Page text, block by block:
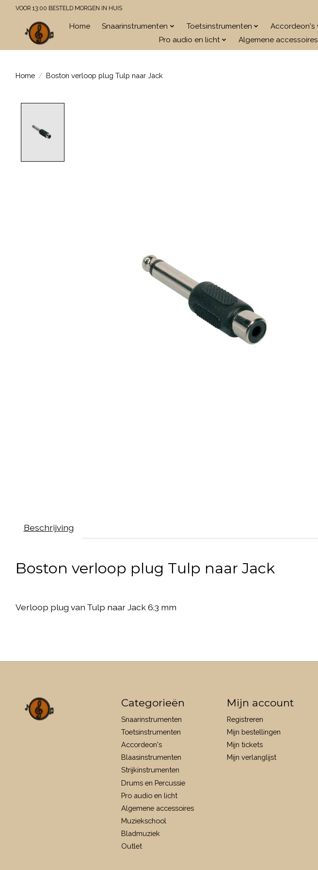
VOOR 13:00 BESTELD MORGEN IN HUIS
Home Snaarinstrumenten Toetsinstrumenten Accordeon's
Pro audio en licht
Algemene accessoires
Home / Boston verloop plug Tulp naar Jack
Beschrijving
Boston verloop plug Tulp naar Jack
Verloop plug van Tulp naar Jack 6.3 mm
Categorieën
Snaarinstrumenten
Toetsinstrumenten
Accordeon's
Blaasinstrumenten
Strijkinstrumenten
Drums en Percussie
Pro audio en licht
Algemene accessoires
Muziekschool
Bladmuziek
Outlet
Mijn account
Registreren
Mijn bestellingen
Mijn tickets
Mijn verlanglijst